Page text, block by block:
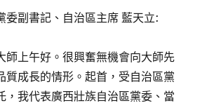
委副書記、自治區主席 藍天立:
師上午好。很興奮無機會向大師先
質成長的情形。起首，受自治區黨
，我代表廣西壯族自治區黨委、當